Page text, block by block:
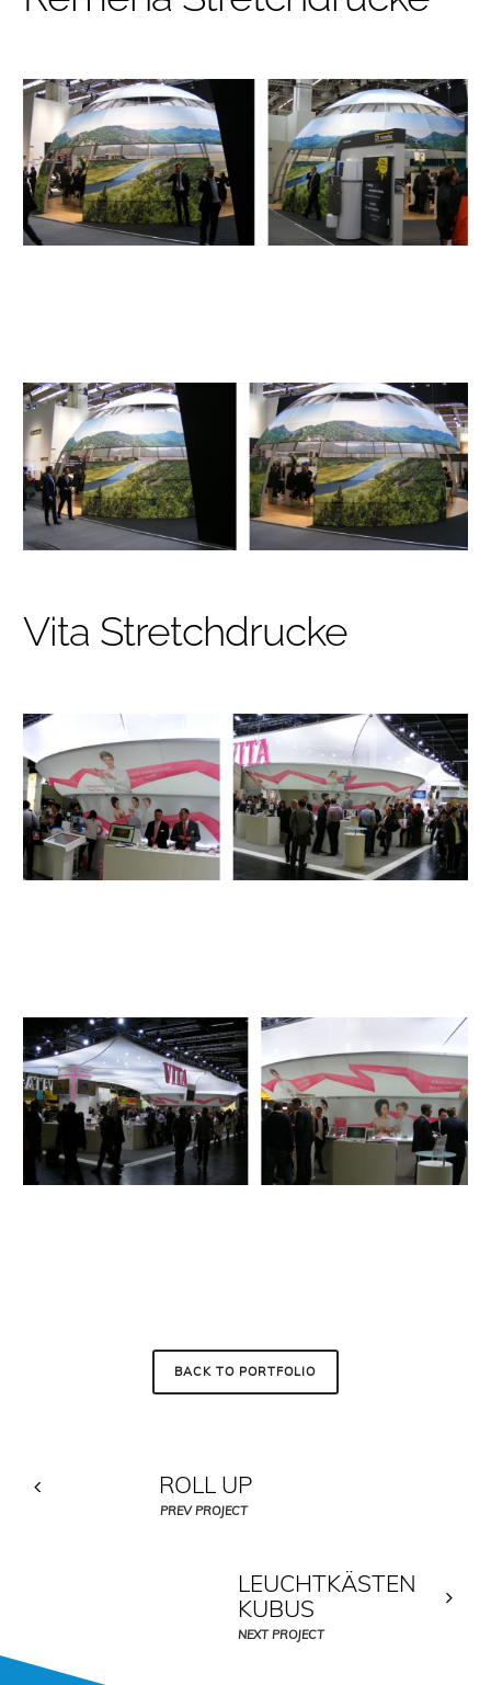
Vita Stretchdrucke
BACK TO PORTFOLIO
ROLL UP
PREV PROJECT
LEUCHTKÄSTEN
KUBUS
NEXT PROJECT